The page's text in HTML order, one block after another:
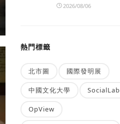
2026/08/06
熱門標籤
北市圖 國際發明展
中國文化大學 SocialLab
OpView